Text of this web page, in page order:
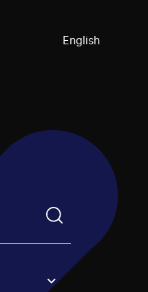
English
saisir un terme de